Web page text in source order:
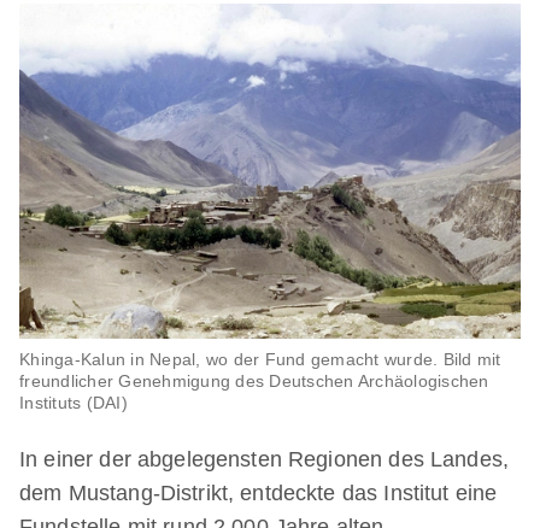
Khinga-Kalun in Nepal, wo der Fund gemacht wurde. Bild mit
freundlicher Genehmigung des Deutschen Archäologischen
Instituts (DAI)
In einer der abgelegensten Regionen des Landes,
dem Mustang-Distrikt, entdeckte das Institut eine